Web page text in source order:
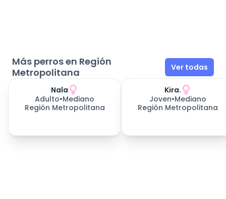
Más perros en Región
Metropolitana
Ver todas
Nala
Adulto•Mediano
Región Metropolitana
Kira.
Joven•Mediano
Región Metropolitana